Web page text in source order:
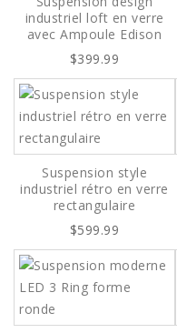
industriel loft en verre
avec Ampoule Edison
$399.99
Suspension style
industriel rétro en verre
rectangulaire
$599.99